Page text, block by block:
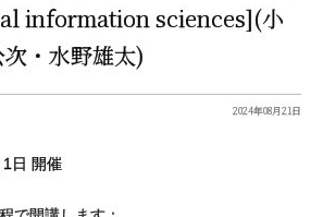
information sciences](小
次 ・ 水野雄太)
2024年08月21日
1日 開催